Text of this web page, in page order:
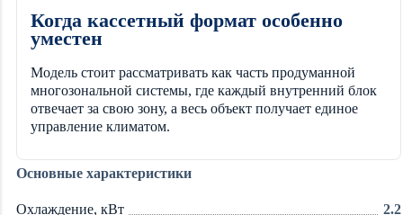
Когда кассетный формат особенно
уместен
Модель стоит рассматривать как часть продуманной
многозональной системы, где каждый внутренний блок
отвечает за свою зону, а весь объект получает единое
управление климатом.
Основные характеристики
Охлаждение, кВт 2.2